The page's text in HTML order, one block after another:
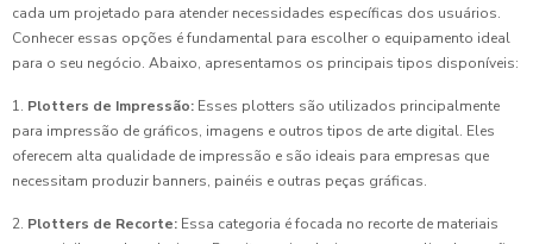
cada um projetado para atender necessidades específicas dos usuários.
Conhecer essas opções é fundamental para escolher o equipamento ideal
para o seu negócio. Abaixo, apresentamos os principais tipos disponíveis:
1. Plotters de Impressão: Esses plotters são utilizados principalmente
para impressão de gráficos, imagens e outros tipos de arte digital. Eles
oferecem alta qualidade de impressão e são ideais para empresas que
necessitam produzir banners, painéis e outras peças gráficas.
2. Plotters de Recorte: Essa categoria é focada no recorte de materiais